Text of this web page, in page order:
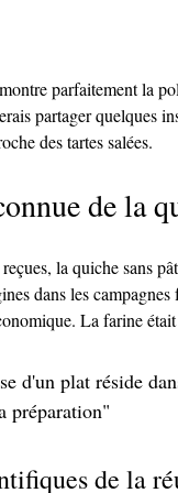
parfaitement la
partager quelques
des tartes salées.
de la
la quiche sans
dans les
La farine
d'un plat réside
préparation"
de la